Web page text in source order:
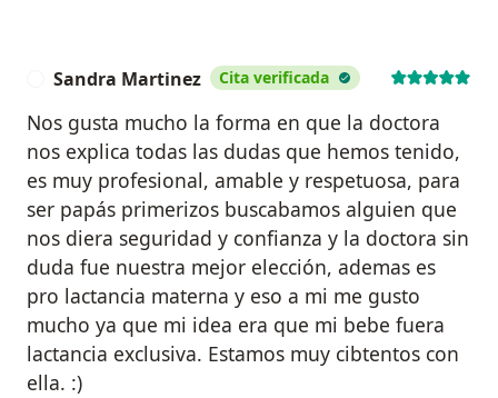
Sandra Martinez Cita verificada
Nos gusta mucho la forma en que la doctora
nos explica todas las dudas que hemos tenido,
es muy profesional, amable y respetuosa, para
ser papás primerizos buscabamos alguien que
nos diera seguridad y confianza y la doctora sin
duda fue nuestra mejor elección, ademas es
pro lactancia materna y eso a mi me gusto
mucho ya que mi idea era que mi bebe fuera
lactancia exclusiva. Estamos muy cibtentos con
ella. :)